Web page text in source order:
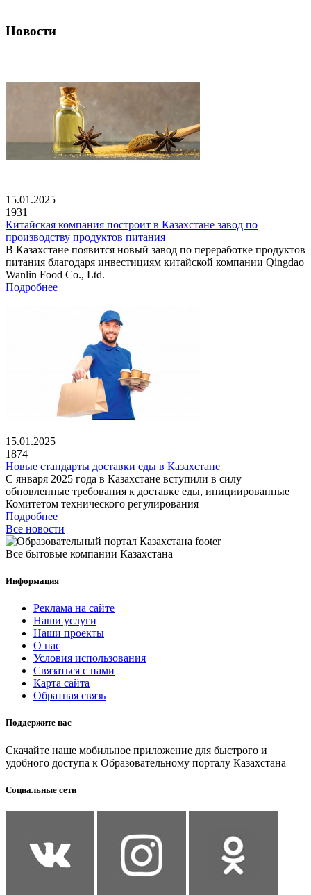
Новости
15.01.2025
1931
Китайская компания построит в Казахстане завод по
производству продуктов питания
В Казахстане появится новый завод по переработке продуктов
питания благодаря инвестициям китайской компании Qingdao
Wanlin Food Co., Ltd.
Подробнее
15.01.2025
1874
Новые стандарты доставки еды в Казахстане
С января 2025 года в Казахстане вступили в силу
обновленные требования к доставке еды, инициированные
Комитетом технического регулирования
Подробнее
Все новости
Все бытовые компании Казахстана
Информация
Реклама на сайте
Наши услуги
Наши проекты
О нас
Условия использования
Связаться с нами
Карта сайта
Обратная связь
Поддержите нас
Скачайте наше мобильное приложение для быстрого и
удобного доступа к Образовательному порталу Казахстана
Социальные сети